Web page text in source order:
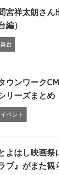
宮祥太朗さん
編）
舞台
ウンワーク
リーズまとめ
イベント
よはし映画
ブ』がまた観